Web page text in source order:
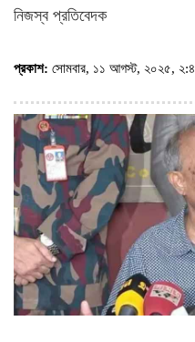
নিজস্ব প্রতিবেদক
প্রকাশ: সোমবার, ১১ আগস্ট, ২০২৫,